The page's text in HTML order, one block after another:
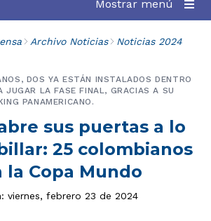
Mostrar menú
Archivo Noticias Noticias 2024
sus puertas a lo
25 colombianos
Copa Mundo
DOS YA ESTÁN INSTALADOS DENTRO
JUGAR LA FASE FINAL, GRACIAS A SU
PANAMERICANO.
viernes, febrero 23 de 2024